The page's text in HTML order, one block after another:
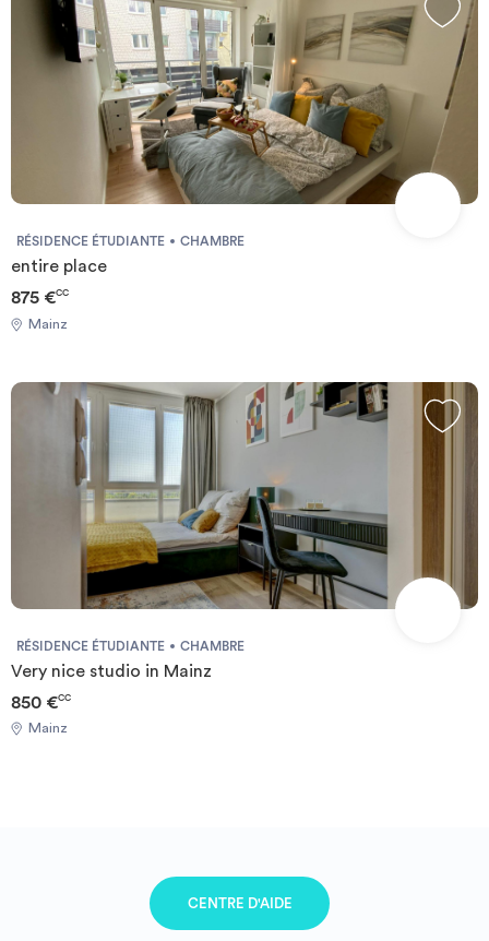
Blog
RÉSIDENCE ÉTUDIANTE CHAMBRE
entire place
875 €CC
Mainz
RÉSIDENCE ÉTUDIANTE CHAMBRE
Very nice studio in Mainz
850 €CC
Mainz
CENTRE D'AIDE